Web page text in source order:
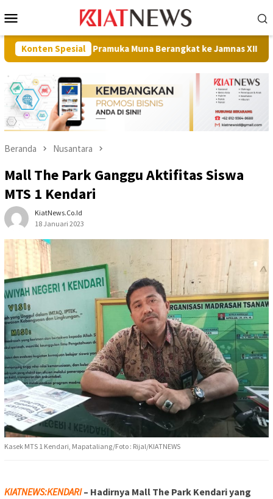
ke
Mobile
Konten Spesial
Pramuka Muna Berangkat ke Jamnas XII 2026: Terbesar
Beranda Nusantara
Mall The Park Ganggu Aktifitas Siswa
MTS 1 Kendari
KiatNews.co.id
18 Januari 2023
Kasek MTS 1 Kendari, Mapataliang/Foto : Rijal/KIATNEWS
KIATNEWS:KENDARI – Hadirnya Mall The Park Kendari yang